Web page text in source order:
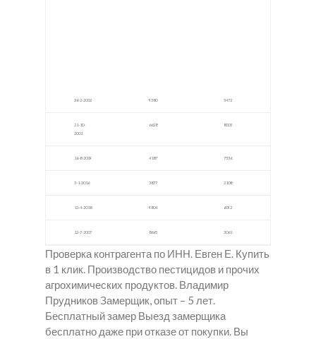
26-2-2002 9380 5472
21-10-
2001
6628 8003
16-8-2009 4187 7536
3-1-2016 3877 2108
13-4-2018 9804 6092
12-7-2007 8665 3061
Проверка контрагента по ИНН. Евген Е. Купить
в 1 клик. Производство пестицидов и прочих
агрохимических продуктов. Владимир
Прудников Замерщик, опыт – 5 лет.
Бесплатный замер Выезд замерщика
бесплатно даже при отказе от покупки. Вы